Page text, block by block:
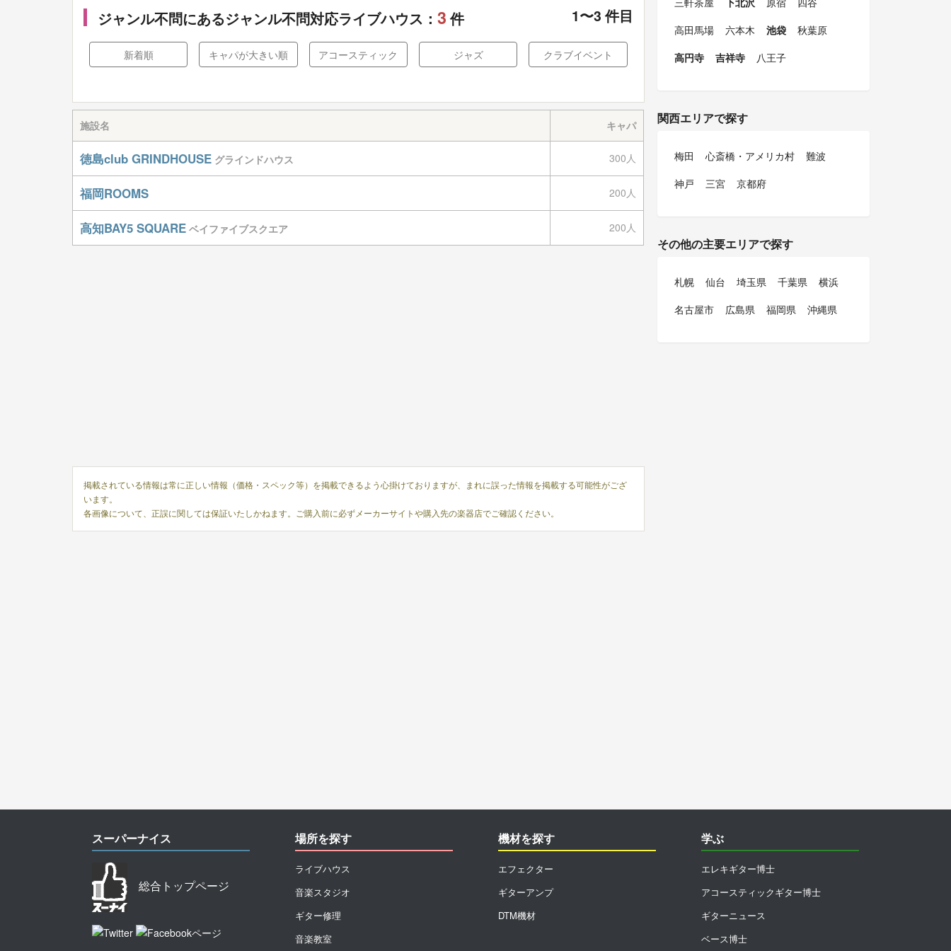
ジャンル不問にあるジャンル不問対応ライブハウス： 3 件 1〜3 件目
新着順 キャパが大きい順 アコースティック ジャズ クラブイベント
施設名 キャパ
徳島club GRINDHOUSE グラインドハウス 300人
福岡ROOMS 200人
高知BAY5 SQUARE ベイファイブスクエア 200人
掲載されている情報は常に正しい情報（価格・スペック等）を掲載できるよう心掛けておりますが、まれに誤った情報を掲載する可能性がござ
います。
各画像について、正誤に関しては保証いたしかねます。ご購入前に必ずメーカーサイトや購入先の楽器店でご確認ください。
高田馬場
六本木 池袋
秋葉原
高円寺
吉祥寺 八王子
関西エリアで探す
梅田 心斎橋・アメリカ村
難波
神戸
三宮 京都府
その他の主要エリアで探す
札幌 仙台 埼玉県 千葉県
横浜
名古屋市
広島県 福岡県 沖縄県
スーパーナイス
総合トップページ
場所を探す
ライブハウス
音楽スタジオ
ギター修理
音楽教室
機材を探す
エフェクター
ギターアンプ
DTM機材
学ぶ
エレキギター博士
アコースティックギター博士
ギターニュース
ベース博士